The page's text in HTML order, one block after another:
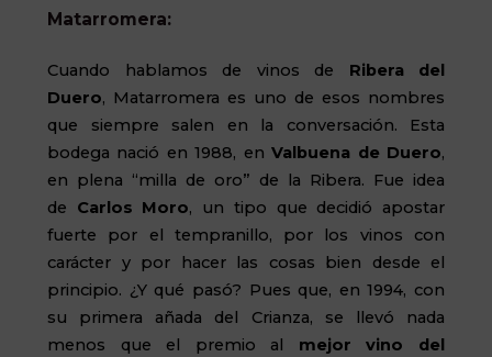
Matarromera:
Cuando hablamos de vinos de Ribera del
Duero, Matarromera es uno de esos nombres
que siempre salen en la conversación. Esta
bodega nació en 1988, enValbuena de Duero,
en plena “milla de oro” de la Ribera. Fue idea
de Carlos Moro, un tipo que decidió apostar
fuerte por el tempranillo, por los vinos con
carácter y por hacer las cosas bien desde el
principio. ¿Y qué pasó? Pues que, en 1994, con
su primera añada del Crianza, se llevó nada
menos que el premio al mejor vino del